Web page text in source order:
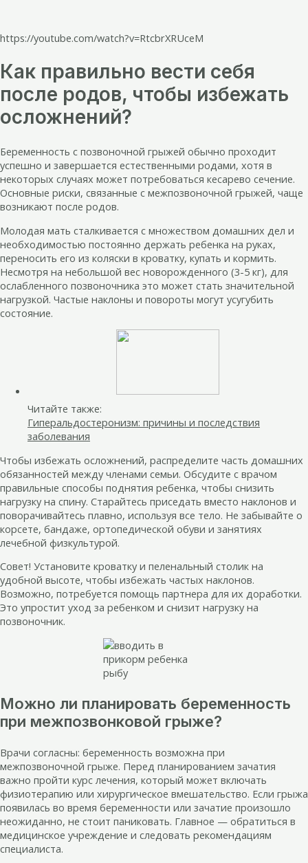
https://youtube.com/watch?v=RtcbrXRUceM
Как правильно вести себя
после родов, чтобы избежать
осложнений?
Беременность с позвоночной грыжей обычно проходит
успешно и завершается естественными родами, хотя в
некоторых случаях может потребоваться кесарево сечение.
Основные риски, связанные с межпозвоночной грыжей, чаще
возникают после родов.
Молодая мать сталкивается с множеством домашних дел и
необходимостью постоянно держать ребенка на руках,
переносить его из коляски в кроватку, купать и кормить.
Несмотря на небольшой вес новорожденного (3-5 кг), для
ослабленного позвоночника это может стать значительной
нагрузкой. Частые наклоны и повороты могут усугубить
состояние.
Читайте также:
Гиперальдостеронизм: причины и последствия
заболевания
Чтобы избежать осложнений, распределите часть домашних
обязанностей между членами семьи. Обсудите с врачом
правильные способы поднятия ребенка, чтобы снизить
нагрузку на спину. Старайтесь приседать вместо наклонов и
поворачивайтесь плавно, используя все тело. Не забывайте о
корсете, бандаже, ортопедической обуви и занятиях
лечебной физкультурой.
Совет! Установите кроватку и пеленальный столик на
удобной высоте, чтобы избежать частых наклонов.
Возможно, потребуется помощь партнера для их доработки.
Это упростит уход за ребенком и снизит нагрузку на
позвоночник.
Можно ли планировать беременность
при межпозвонковой грыже?
Врачи согласны: беременность возможна при
межпозвоночной грыже. Перед планированием зачатия
важно пройти курс лечения, который может включать
физиотерапию или хирургическое вмешательство. Если грыжа
появилась во время беременности или зачатие произошло
неожиданно, не стоит паниковать. Главное — обратиться в
медицинское учреждение и следовать рекомендациям
специалиста.